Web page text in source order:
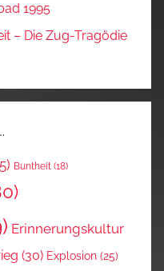
1995
– Die Zug-Tragödie
Buntheit (18)
Erinnerungskultur
(30) Explosion (25)